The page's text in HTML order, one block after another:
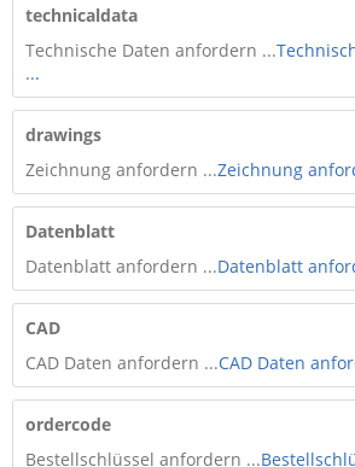
technicaldata
Technische Daten anfordern ...
...
drawings
Zeichnung anfordern ...Zeichnung
Datenblatt
Datenblatt anfordern ...Datenblatt
CAD
CAD Daten anfordern ...CAD Daten
ordercode
Bestellschlüssel anfordern ...